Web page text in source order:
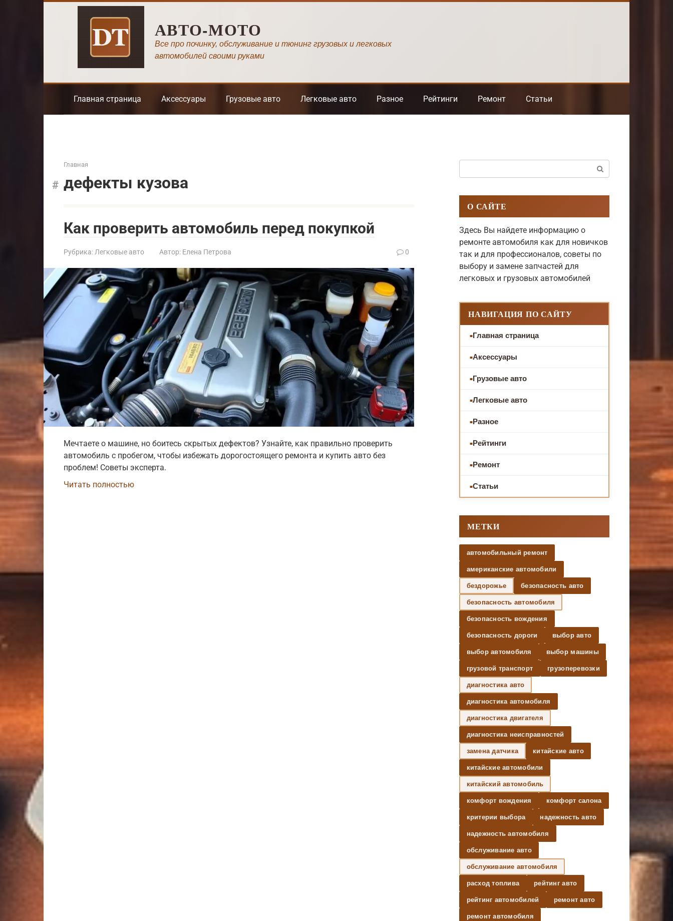
АВТО-МОТО
Все про починку, обслуживание и тюнинг грузовых и легковых
автомобилей своими руками
Главная страница Аксессуары Грузовые авто Легковые авто Разное Рейтинги Ремонт Статьи
Главная
дефекты кузова
Как проверить автомобиль перед покупкой
Рубрика: Легковые авто Автор: Елена Петрова 0
Мечтаете о машине, но боитесь скрытых дефектов? Узнайте, как правильно проверить
автомобиль с пробегом, чтобы избежать дорогостоящего ремонта и купить авто без
проблем! Советы эксперта.
Читать полностью
О САЙТЕ
Здесь Вы найдете информацию о
ремонте автомобиля как для новичков
так и для профессионалов, советы по
выбору и замене запчастей для
легковых и грузовых автомобилей
НАВИГАЦИЯ ПО САЙТУ
Главная страница
Аксессуары
Грузовые авто
Легковые авто
Разное
Рейтинги
Ремонт
Статьи
МЕТКИ
автомобильный ремонт
американские автомобили
бездорожье безопасность авто
безопасность автомобиля
безопасность вождения
безопасность дороги выбор авто
выбор автомобиля выбор машины
грузовой транспорт грузоперевозки
диагностика авто
диагностика автомобиля
диагностика двигателя
диагностика неисправностей
замена датчика китайские авто
китайские автомобили
китайский автомобиль
комфорт вождения комфорт салона
критерии выбора надежность авто
надежность автомобиля
обслуживание авто
обслуживание автомобиля
расход топлива рейтинг авто
рейтинг автомобилей ремонт авто
ремонт автомобиля